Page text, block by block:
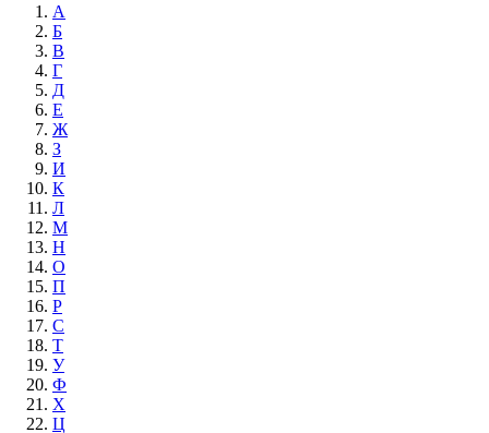
А
Б
В
Г
Д
Е
Ж
З
И
К
Л
М
Н
О
П
Р
С
Т
У
Ф
Х
Ц